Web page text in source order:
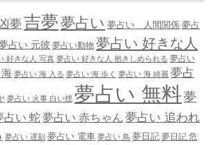
夢 吉夢夢占い 夢占い 人間関係 夢占
占い 元彼 夢占い動物 夢占い 好きな人
好きな人 写真 夢占い 好きな人 抱きしめられる 夢占い
夢占い 海 入る 夢占い 海 歩く 夢占い 海 綺麗 夢占
夢占い 火事 白い煙 夢占い 無料 夢
占い 蛇夢占い 赤ちゃん 夢占い 追われ
夢占い 遅刻 夢占い 電車 夢占い 鳥 夢日記 夢日記 危